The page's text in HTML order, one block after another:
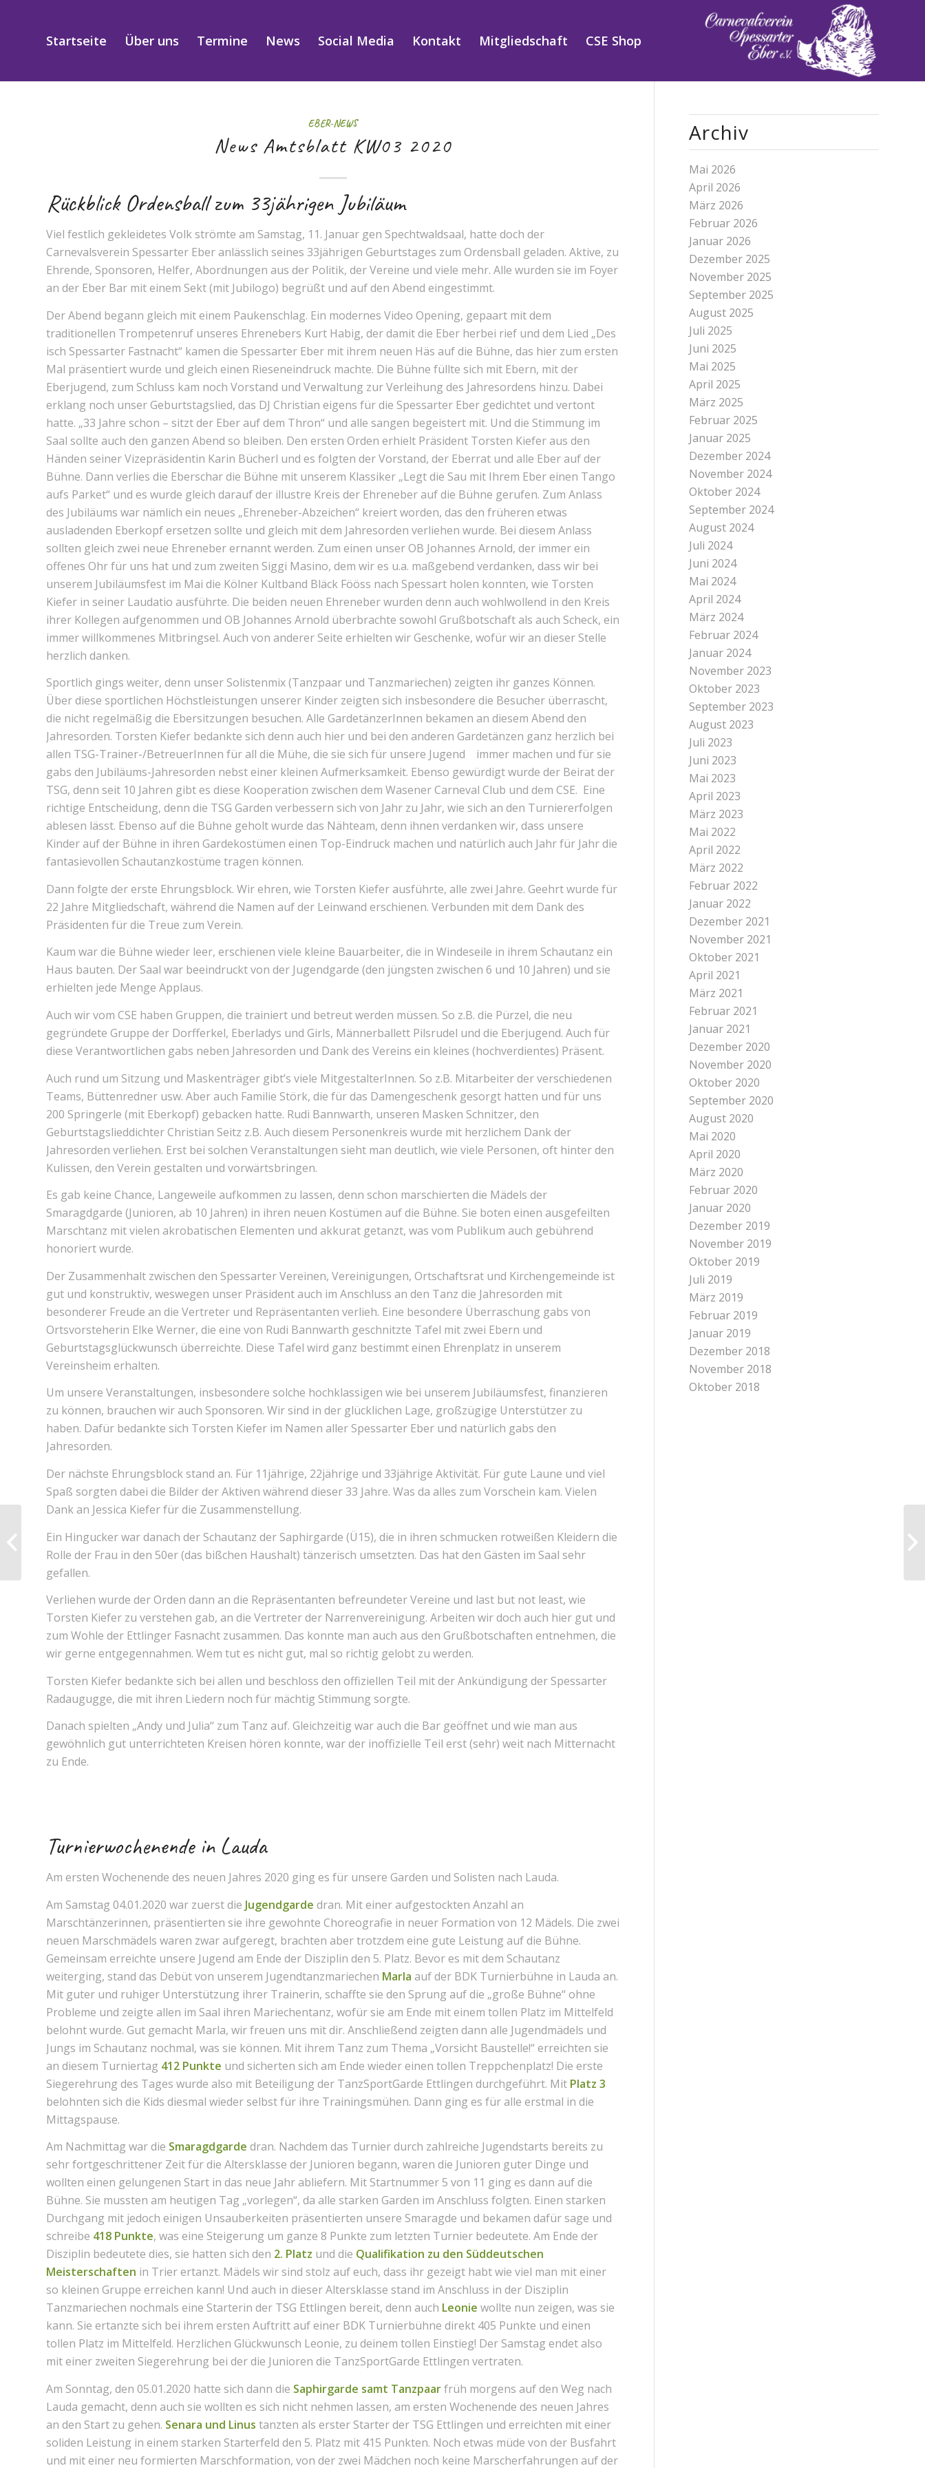
Startseite Über uns Termine News Social Media Kontakt Mitgliedschaft CSE Shop
EBER-NEWS
News Amtsblatt KW03 2020
Rückblick Ordensball zum 33jährigen Jubiläum
Viel festlich gekleidetes Volk strömte am Samstag, 11. Januar gen Spechtwaldsaal, hatte doch der
Carnevalsverein Spessarter Eber anlässlich seines 33jährigen Geburtstages zum Ordensball geladen. Aktive, zu
Ehrende, Sponsoren, Helfer, Abordnungen aus der Politik, der Vereine und viele mehr. Alle wurden sie im Foyer
an der Eber Bar mit einem Sekt (mit Jubilogo) begrüßt und auf den Abend eingestimmt.
Der Abend begann gleich mit einem Paukenschlag. Ein modernes Video Opening, gepaart mit dem
traditionellen Trompetenruf unseres Ehrenebers Kurt Habig, der damit die Eber herbei rief und dem Lied „Des
isch Spessarter Fastnacht“ kamen die Spessarter Eber mit ihrem neuen Häs auf die Bühne, das hier zum ersten
Mal präsentiert wurde und gleich einen Rieseneindruck machte. Die Bühne füllte sich mit Ebern, mit der
Eberjugend, zum Schluss kam noch Vorstand und Verwaltung zur Verleihung des Jahresordens hinzu. Dabei
erklang noch unser Geburtstagslied, das DJ Christian eigens für die Spessarter Eber gedichtet und vertont
hatte. „33 Jahre schon – sitzt der Eber auf dem Thron“ und alle sangen begeistert mit. Und die Stimmung im
Saal sollte auch den ganzen Abend so bleiben. Den ersten Orden erhielt Präsident Torsten Kiefer aus den
Händen seiner Vizepräsidentin Karin Bücherl und es folgten der Vorstand, der Eberrat und alle Eber auf der
Bühne. Dann verlies die Eberschar die Bühne mit unserem Klassiker „Legt die Sau mit Ihrem Eber einen Tango
aufs Parket“ und es wurde gleich darauf der illustre Kreis der Ehreneber auf die Bühne gerufen. Zum Anlass
des Jubiläums war nämlich ein neues „Ehreneber-Abzeichen“ kreiert worden, das den früheren etwas
ausladenden Eberkopf ersetzen sollte und gleich mit dem Jahresorden verliehen wurde. Bei diesem Anlass
sollten gleich zwei neue Ehreneber ernannt werden. Zum einen unser OB Johannes Arnold, der immer ein
offenes Ohr für uns hat und zum zweiten Siggi Masino, dem wir es u.a. maßgebend verdanken, dass wir bei
unserem Jubiläumsfest im Mai die Kölner Kultband Bläck Fööss nach Spessart holen konnten, wie Torsten
Kiefer in seiner Laudatio ausführte. Die beiden neuen Ehreneber wurden denn auch wohlwollend in den Kreis
ihrer Kollegen aufgenommen und OB Johannes Arnold überbrachte sowohl Grußbotschaft als auch Scheck, ein
immer willkommenes Mitbringsel. Auch von anderer Seite erhielten wir Geschenke, wofür wir an dieser Stelle
herzlich danken.
Sportlich gings weiter, denn unser Solistenmix (Tanzpaar und Tanzmariechen) zeigten ihr ganzes Können.
Über diese sportlichen Höchstleistungen unserer Kinder zeigten sich insbesondere die Besucher überrascht,
die nicht regelmäßig die Ebersitzungen besuchen. Alle GardetänzerInnen bekamen an diesem Abend den
Jahresorden. Torsten Kiefer bedankte sich denn auch hier und bei den anderen Gardetänzen ganz herzlich bei
allen TSG-Trainer-/BetreuerInnen für all die Mühe, die sie sich für unsere Jugend immer machen und für sie
gabs den Jubiläums-Jahresorden nebst einer kleinen Aufmerksamkeit. Ebenso gewürdigt wurde der Beirat der
TSG, denn seit 10 Jahren gibt es diese Kooperation zwischen dem Wasener Carneval Club und dem CSE. Eine
richtige Entscheidung, denn die TSG Garden verbessern sich von Jahr zu Jahr, wie sich an den Turniererfolgen
ablesen lässt. Ebenso auf die Bühne geholt wurde das Nähteam, denn ihnen verdanken wir, dass unsere
Kinder auf der Bühne in ihren Gardekostümen einen Top-Eindruck machen und natürlich auch Jahr für Jahr die
fantasievollen Schautanzkostüme tragen können.
Dann folgte der erste Ehrungsblock. Wir ehren, wie Torsten Kiefer ausführte, alle zwei Jahre. Geehrt wurde für
22 Jahre Mitgliedschaft, während die Namen auf der Leinwand erschienen. Verbunden mit dem Dank des
Präsidenten für die Treue zum Verein.
Kaum war die Bühne wieder leer, erschienen viele kleine Bauarbeiter, die in Windeseile in ihrem Schautanz ein
Haus bauten. Der Saal war beeindruckt von der Jugendgarde (den jüngsten zwischen 6 und 10 Jahren) und sie
erhielten jede Menge Applaus.
Auch wir vom CSE haben Gruppen, die trainiert und betreut werden müssen. So z.B. die Pürzel, die neu
gegründete Gruppe der Dorfferkel, Eberladys und Girls, Männerballett Pilsrudel und die Eberjugend. Auch für
diese Verantwortlichen gabs neben Jahresorden und Dank des Vereins ein kleines (hochverdientes) Präsent.
Auch rund um Sitzung und Maskenträger gibt’s viele MitgestalterInnen. So z.B. Mitarbeiter der verschiedenen
Teams, Büttenredner usw. Aber auch Familie Störk, die für das Damengeschenk gesorgt hatten und für uns
200 Springerle (mit Eberkopf) gebacken hatte. Rudi Bannwarth, unseren Masken Schnitzer, den
Geburtstagslieddichter Christian Seitz z.B. Auch diesem Personenkreis wurde mit herzlichem Dank der
Jahresorden verliehen. Erst bei solchen Veranstaltungen sieht man deutlich, wie viele Personen, oft hinter den
Kulissen, den Verein gestalten und vorwärtsbringen.
Es gab keine Chance, Langeweile aufkommen zu lassen, denn schon marschierten die Mädels der
Smaragdgarde (Junioren, ab 10 Jahren) in ihren neuen Kostümen auf die Bühne. Sie boten einen ausgefeilten
Marschtanz mit vielen akrobatischen Elementen und akkurat getanzt, was vom Publikum auch gebührend
honoriert wurde.
Der Zusammenhalt zwischen den Spessarter Vereinen, Vereinigungen, Ortschaftsrat und Kirchengemeinde ist
gut und konstruktiv, weswegen unser Präsident auch im Anschluss an den Tanz die Jahresorden mit
besonderer Freude an die Vertreter und Repräsentanten verlieh. Eine besondere Überraschung gabs von
Ortsvorsteherin Elke Werner, die eine von Rudi Bannwarth geschnitzte Tafel mit zwei Ebern und
Geburtstagsglückwunsch überreichte. Diese Tafel wird ganz bestimmt einen Ehrenplatz in unserem
Vereinsheim erhalten.
Um unsere Veranstaltungen, insbesondere solche hochklassigen wie bei unserem Jubiläumsfest, finanzieren
zu können, brauchen wir auch Sponsoren. Wir sind in der glücklichen Lage, großzügige Unterstützer zu
haben. Dafür bedankte sich Torsten Kiefer im Namen aller Spessarter Eber und natürlich gabs den
Jahresorden.
Der nächste Ehrungsblock stand an. Für 11jährige, 22jährige und 33jährige Aktivität. Für gute Laune und viel
Spaß sorgten dabei die Bilder der Aktiven während dieser 33 Jahre. Was da alles zum Vorschein kam. Vielen
Dank an Jessica Kiefer für die Zusammenstellung.
Ein Hingucker war danach der Schautanz der Saphirgarde (Ü15), die in ihren schmucken rotweißen Kleidern die
Rolle der Frau in den 50er (das bißchen Haushalt) tänzerisch umsetzten. Das hat den Gästen im Saal sehr
gefallen.
Verliehen wurde der Orden dann an die Repräsentanten befreundeter Vereine und last but not least, wie
Torsten Kiefer zu verstehen gab, an die Vertreter der Narrenvereinigung. Arbeiten wir doch auch hier gut und
zum Wohle der Ettlinger Fasnacht zusammen. Das konnte man auch aus den Grußbotschaften entnehmen, die
wir gerne entgegennahmen. Wem tut es nicht gut, mal so richtig gelobt zu werden.
Torsten Kiefer bedankte sich bei allen und beschloss den offiziellen Teil mit der Ankündigung der Spessarter
Radaugugge, die mit ihren Liedern noch für mächtig Stimmung sorgte.
Danach spielten „Andy und Julia“ zum Tanz auf. Gleichzeitig war auch die Bar geöffnet und wie man aus
gewöhnlich gut unterrichteten Kreisen hören konnte, war der inoffizielle Teil erst (sehr) weit nach Mitternacht
zu Ende.
Turnierwochenende in Lauda
Am ersten Wochenende des neuen Jahres 2020 ging es für unsere Garden und Solisten nach Lauda.
Am Samstag 04.01.2020 war zuerst die Jugendgarde dran. Mit einer aufgestockten Anzahl an
Marschtänzerinnen, präsentierten sie ihre gewohnte Choreografie in neuer Formation von 12 Mädels. Die zwei
neuen Marschmädels waren zwar aufgeregt, brachten aber trotzdem eine gute Leistung auf die Bühne.
Gemeinsam erreichte unsere Jugend am Ende der Disziplin den 5. Platz. Bevor es mit dem Schautanz
weiterging, stand das Debüt von unserem Jugendtanzmariechen Marla auf der BDK Turnierbühne in Lauda an.
Mit guter und ruhiger Unterstützung ihrer Trainerin, schaffte sie den Sprung auf die „große Bühne“ ohne
Probleme und zeigte allen im Saal ihren Mariechentanz, wofür sie am Ende mit einem tollen Platz im Mittelfeld
belohnt wurde. Gut gemacht Marla, wir freuen uns mit dir. Anschließend zeigten dann alle Jugendmädels und
Jungs im Schautanz nochmal, was sie können. Mit ihrem Tanz zum Thema „Vorsicht Baustelle!“ erreichten sie
an diesem Turniertag 412 Punkte und sicherten sich am Ende wieder einen tollen Treppchenplatz! Die erste
Siegerehrung des Tages wurde also mit Beteiligung der TanzSportGarde Ettlingen durchgeführt. Mit Platz 3
belohnten sich die Kids diesmal wieder selbst für ihre Trainingsmühen. Dann ging es für alle erstmal in die
Mittagspause.
Am Nachmittag war die Smaragdgarde dran. Nachdem das Turnier durch zahlreiche Jugendstarts bereits zu
sehr fortgeschrittener Zeit für die Altersklasse der Junioren begann, waren die Junioren guter Dinge und
wollten einen gelungenen Start in das neue Jahr abliefern. Mit Startnummer 5 von 11 ging es dann auf die
Bühne. Sie mussten am heutigen Tag „vorlegen“, da alle starken Garden im Anschluss folgten. Einen starken
Durchgang mit jedoch einigen Unsauberkeiten präsentierten unsere Smaragde und bekamen dafür sage und
schreibe 418 Punkte, was eine Steigerung um ganze 8 Punkte zum letzten Turnier bedeutete. Am Ende der
Disziplin bedeutete dies, sie hatten sich den 2. Platz und die Qualifikation zu den Süddeutschen
Meisterschaften in Trier ertanzt. Mädels wir sind stolz auf euch, dass ihr gezeigt habt wie viel man mit einer
so kleinen Gruppe erreichen kann! Und auch in dieser Altersklasse stand im Anschluss in der Disziplin
Tanzmariechen nochmals eine Starterin der TSG Ettlingen bereit, denn auch Leonie wollte nun zeigen, was sie
kann. Sie ertanzte sich bei ihrem ersten Auftritt auf einer BDK Turnierbühne direkt 405 Punkte und einen
tollen Platz im Mittelfeld. Herzlichen Glückwunsch Leonie, zu deinem tollen Einstieg! Der Samstag endet also
mit einer zweiten Siegerehrung bei der die Junioren die TanzSportGarde Ettlingen vertraten.
Am Sonntag, den 05.01.2020 hatte sich dann die Saphirgarde samt Tanzpaarfrüh morgens auf den Weg nach
Lauda gemacht, denn auch sie wollten es sich nicht nehmen lassen, am ersten Wochenende des neuen Jahres
an den Start zu gehen. Senara und Linus tanzten als erster Starter der TSG Ettlingen und erreichten mit einer
soliden Leistung in einem starken Starterfeld den 5. Platz mit 415 Punkten. Noch etwas müde von der Busfahrt
und mit einer neu formierten Marschformation, von der zwei Mädchen noch keine Marscherfahrungen auf der
Archiv
Mai 2026
April 2026
März 2026
Februar 2026
Januar 2026
Dezember 2025
November 2025
September 2025
August 2025
Juli 2025
Juni 2025
Mai 2025
April 2025
März 2025
Februar 2025
Januar 2025
Dezember 2024
November 2024
Oktober 2024
September 2024
August 2024
Juli 2024
Juni 2024
Mai 2024
April 2024
März 2024
Februar 2024
Januar 2024
November 2023
Oktober 2023
September 2023
August 2023
Juli 2023
Juni 2023
Mai 2023
April 2023
März 2023
Mai 2022
April 2022
März 2022
Februar 2022
Januar 2022
Dezember 2021
November 2021
Oktober 2021
April 2021
März 2021
Februar 2021
Januar 2021
Dezember 2020
November 2020
Oktober 2020
September 2020
August 2020
Mai 2020
April 2020
März 2020
Februar 2020
Januar 2020
Dezember 2019
November 2019
Oktober 2019
Juli 2019
März 2019
Februar 2019
Januar 2019
Dezember 2018
November 2018
Oktober 2018
News Amtsblatt KW02 2020